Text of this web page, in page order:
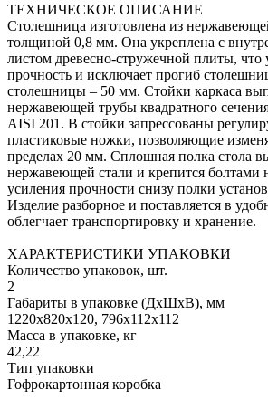
ТЕХНИЧЕСКОЕ ОПИСАНИЕ
Столешница изготовлена из
толщиной 0,8 мм. Она укреплена с
листом древесно-стружечной плиты, что
прочность и исключает прогиб
столешницы – 50 мм. Стойки каркаса
нержавеющей трубы квадратного
AISI 201. В стойки запрессованы
пластиковые ножки, позволяющие
пределах 20 мм. Сплошная полка стола
нержавеющей стали и крепится болтами
усиления прочности снизу полки
Изделие разборное и поставляется в
облегчает транспортировку и хранение.
ХАРАКТЕРИСТИКИ УПАКОВКИ
Количество упаковок, шт.
2
Габариты в упаковке (ДхШхВ), мм
1220х820х120, 796х112х112
Масса в упаковке, кг
42,22
Тип упаковки
Гофрокартонная коробка